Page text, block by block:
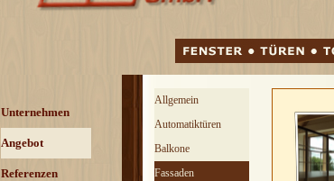
Unternehmen
Angebot
Referenzen
Allgemein
Automatiktüren
Balkone
Fassaden